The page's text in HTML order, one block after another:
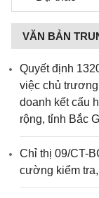
Ninh Bình
Phú Yên
Quảng Ngãi
Quảng Trị
Sơn La
Thừa Thiên
Trà Vinh
VĂN BẢN
Quyết định
việc chủ
doanh kết cấu
rộng, tỉnh Bắc
Chỉ thị 09/CT-
cường kiểm